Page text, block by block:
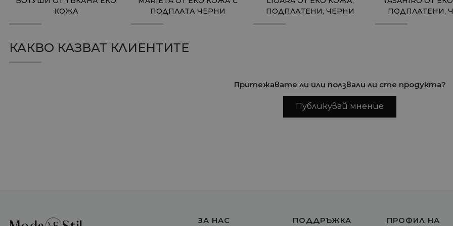
КОЖА
ПОДПЛАТА ЧЕРНИ
ПОДПЛАТЕНИ, ЧЕРНИ
ПОДПЛАТЕНИ,
КАКВО КАЗВАТ КЛИЕНТИТЕ
Притежавате ли или ползвали ли сте продукта?
Публикувай мнение
ЗА НАС ПОДДРЪЖКА ПРОФИЛ НА